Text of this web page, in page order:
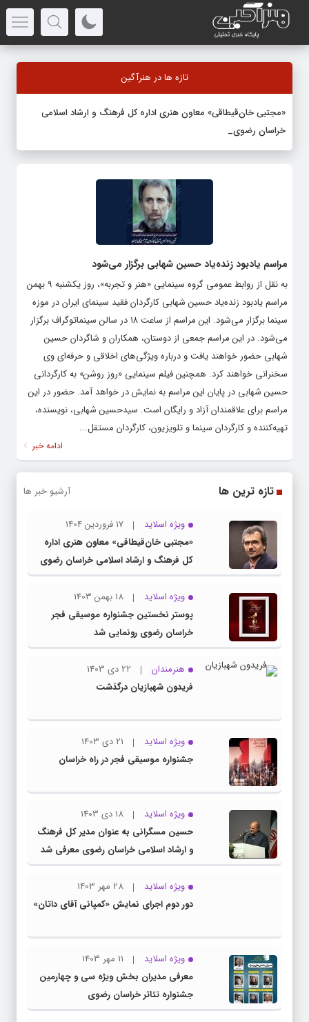
تازه ها در هنرآگین
«مجتبی خان‌قیطاقی» معاون هنری اداره کل فرهنگ و ارشاد اسلامی
خراسان رضوی شد
مراسم یادبود زنده‌یاد حسین شهابی برگزار می‌شود
به نقل از روابط عمومی گروه سینمایی «هنر و تجربه»، روز یکشنبه ۹ بهمن
مراسم یادبود زنده‌یاد حسین شهابی کارگردان فقید سینمای ایران در موزه
سینما برگزار می‌شود. این مراسم از ساعت ۱۸ در سالن سینماتوگراف برگزار
می‌شود. در این مراسم جمعی از دوستان، همکاران و شاگردان حسین
شهابی حضور خواهند یافت و درباره ویژگی‌های اخلاقی و حرفه‌ای وی
سخنرانی خواهند کرد. همچنین فیلم سینمایی «روز روشن» به کارگردانی
حسین شهابی در پایان این مراسم به نمایش در خواهد آمد. حضور در این
مراسم برای علاقمندان آزاد و رایگان است. سیدحسین شهابی، نویسنده،
تهیه‌کننده و کارگردان سینما و تلویزیون، کارگردان مستقل...
ادامه خبر
تازه ترین ها آرشیو خبر ها
ویژه اسلاید
17 فروردین 1404
«مجتبی خان‌قیطاقی» معاون هنری اداره
کل فرهنگ و ارشاد اسلامی خراسان رضوی
شد
ویژه اسلاید
18 بهمن 1403
پوستر نخستین جشنواره موسیقی فجر
خراسان رضوی رونمایی شد
هنرمندان
22 دی 1403
فریدون شهبازیان درگذشت
ویژه اسلاید
21 دی 1403
جشنواره موسیقی فجر در راه خراسان
ویژه اسلاید
18 دی 1403
حسین مسگرانی به عنوان مدیر کل فرهنگ
و ارشاد اسلامی خراسان رضوی معرفی شد
ویژه اسلاید
28 مهر 1403
دور دوم اجرای نمایش «کمپانی آقای داتان»
ویژه اسلاید
11 مهر 1403
معرفی مدیران بخش ویژه سی و چهارمین
جشنواره تئاتر خراسان رضوی